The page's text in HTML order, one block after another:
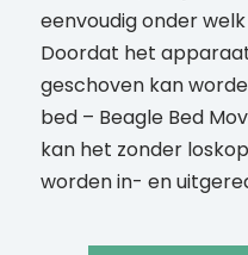
eenvoudig onder
Doordat het
geschoven kan
bed – Beagle Bed
kan het zonder
worden in- en